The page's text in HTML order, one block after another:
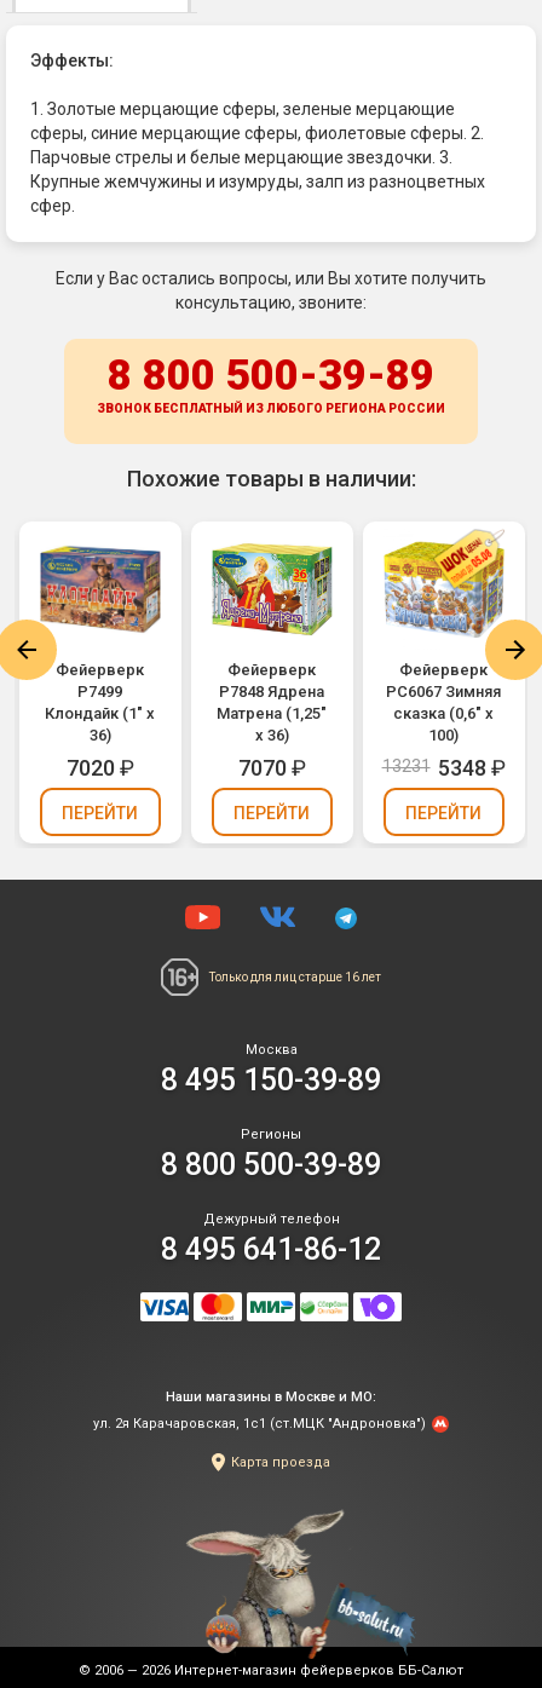
Эффекты:
1. Золотые мерцающие сферы, зеленые мерцающие
сферы, синие мерцающие сферы, фиолетовые сферы. 2.
Парчовые стрелы и белые мерцающие звездочки. 3.
Крупные жемчужины и изумруды, залп из разноцветных
сфер.
Если у Вас остались вопросы, или Вы хотите получить
консультацию, звоните:
8 800 500-39-89
ЗВОНОК БЕСПЛАТНЫЙ ИЗ ЛЮБОГО РЕГИОНА РОССИИ
Похожие товары в наличии:
Фейерверк
Р7499
Клондайк (1" х
36)
7020₽
ПЕРЕЙТИ
Фейерверк
Р7848 Ядрена
Матрена (1,25"
х 36)
7070₽
ПЕРЕЙТИ
Фейерверк
РС6067 Зимняя
сказка (0,6" х
100)
13231 5348 ₽
ПЕРЕЙТИ
Только для лиц старше 16 лет
Москва
8 495 150-39-89
Регионы
8 800 500-39-89
Дежурный телефон
8 495 641-86-12
Наши магазины в Москве и МО:
ул. 2я Карачаровская, 1с1 (ст.МЦК "Андроновка")
Карта проезда
© 2006 — 2026 Интернет-магазин фейерверков ББ-Салют